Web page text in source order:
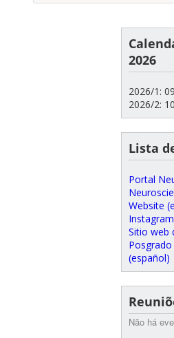
2026
2026/1:
2026/2:
Lista
Portal
Website
Sitio web
(español)
Não há